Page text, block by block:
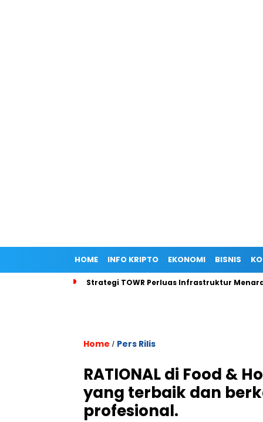
HOME INFO KRIPTO EKONOMI BISNIS
Strategi TOWR Perluas Infrastruktur
Home / Pers Rilis
RATIONAL di Food &
yang terbaik dan
profesional.